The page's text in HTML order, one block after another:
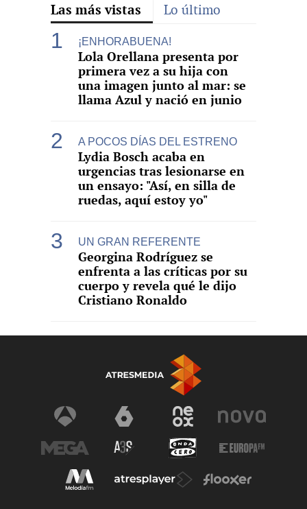
Las más vistas Lo último
¡ENHORABUENA!
Lola Orellana presenta por
primera vez a su hija con
una imagen junto al mar: se
llama Azul y nació en junio
A POCOS DÍAS DEL ESTRENO
Lydia Bosch acaba en
urgencias tras lesionarse en
un ensayo: "Así, en silla de
ruedas, aquí estoy yo"
UN GRAN REFERENTE
Georgina Rodríguez se
enfrenta a las críticas por su
cuerpo y revela qué le dijo
Cristiano Ronaldo